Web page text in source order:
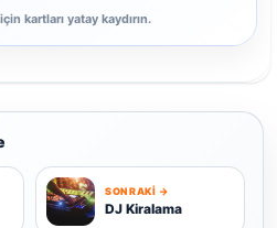
kartları yatay kaydırın.
D SONRAKI →
DJ Kiralama